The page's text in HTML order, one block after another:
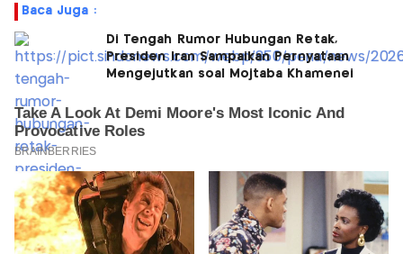
Baca Juga :
Di Tengah Rumor Hubungan Retak,
Presiden Iran Sampaikan Pernyataan
Mengejutkan soal Mojtaba Khamenei